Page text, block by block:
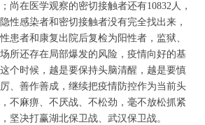
尚在医学观察的密切接触者还有10832人，
性感染者和密切接触者没有完全找出来，
患者和康复出院后复检为阳性者，监狱、
所还存在局部爆发的风险，疫情向好的基
个时候，越是要保持头脑清醒，越是要慎
、善作善成，继续把疫情防控作为当前头
不麻痹、不厌战、不松劲，毫不放松抓紧
坚决打赢湖北保卫战、武汉保卫战。